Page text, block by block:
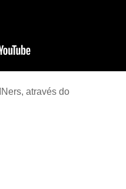
através do